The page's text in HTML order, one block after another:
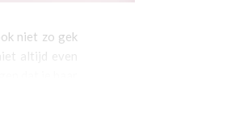
niet zo gek
altijd even